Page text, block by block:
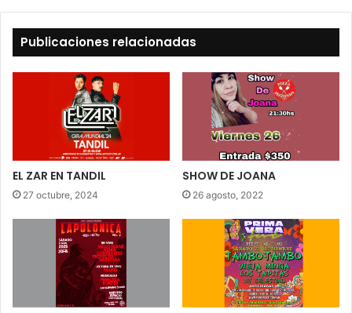
Publicaciones relacionadas
EL ZAR EN TANDIL
27 octubre, 2024
SHOW DE JOANA
26 agosto, 2022